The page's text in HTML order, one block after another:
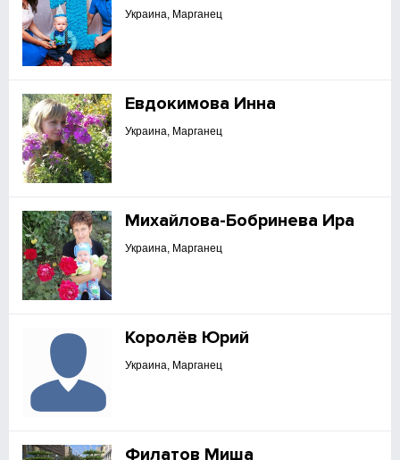
Украина, Марганец
Евдокимова Инна
Украина, Марганец
Михайлова-Бобринева Ира
Украина, Марганец
Королёв Юрий
Украина, Марганец
Филатов Миша